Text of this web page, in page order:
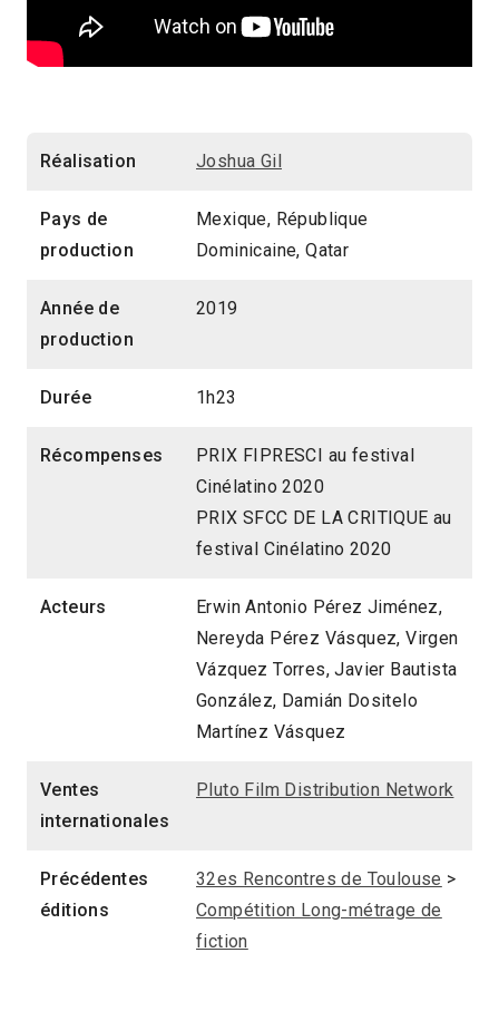
Réalisation Joshua Gil
Pays de
production
Mexique, République
Dominicaine, Qatar
Année de
production
2019
Durée 1h23
Récompenses
PRIX FIPRESCI au festival
Cinélatino 2020
PRIX SFCC DE LA CRITIQUE au
festival Cinélatino 2020
Acteurs
Erwin Antonio Pérez Jiménez,
Nereyda Pérez Vásquez, Virgen
Vázquez Torres, Javier Bautista
González, Damián Dositelo
Martínez Vásquez
Ventes
internationales
Pluto Film Distribution Network
Précédentes
éditions
32es Rencontres de Toulouse >
Compétition Long-métrage de
fiction